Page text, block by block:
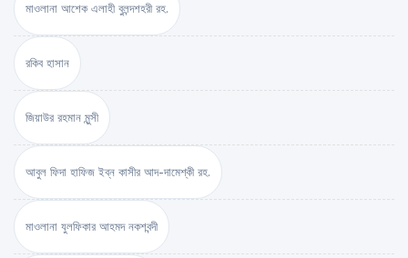
মাওলানা আশেক এলাহী বুলন্দশহরী রহ.
রকিব হাসান
জিয়াউর রহমান মুন্সী
আবুল ফিদা হাফিজ ইব্‌ন কাসীর আদ-দামেশ্‌কী রহ.
মাওলানা যুলফিকার আহমদ নকশবন্দী